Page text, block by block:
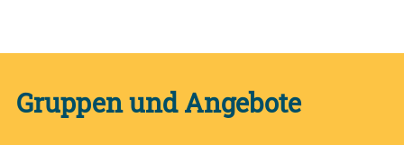
Gruppen und Angebote